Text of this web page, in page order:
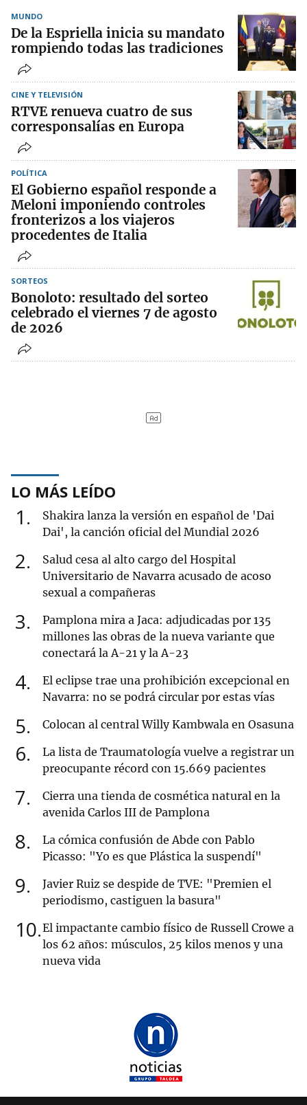
MUNDO
De la Espriella inicia su mandato
rompiendo todas las tradiciones
CINE Y TELEVISIÓN
RTVE renueva cuatro de sus
corresponsalías en Europa
POLÍTICA
El Gobierno español responde a
Meloni imponiendo controles
fronterizos a los viajeros
procedentes de Italia
SORTEOS
Bonoloto: resultado del sorteo
celebrado el viernes 7 de agosto
de 2026
LO MÁS LEÍDO
1
Shakira lanza la versión en español de 'Dai
Dai', la canción oficial del Mundial 2026
2
Salud cesa al alto cargo del Hospital
Universitario de Navarra acusado de acoso
sexual a compañeras
3
Pamplona mira a Jaca: adjudicadas por 135
millones las obras de la nueva variante que
conectará la A-21 y la A-23
4
El eclipse trae una prohibición excepcional en
Navarra: no se podrá circular por estas vías
5 Colocan al central Willy Kambwala en Osasuna
6
La lista de Traumatología vuelve a registrar un
preocupante récord con 15.669 pacientes
7
Cierra una tienda de cosmética natural en la
avenida Carlos III de Pamplona
8
La cómica confusión de Abde con Pablo
Picasso: "Yo es que Plástica la suspendí"
9
Javier Ruiz se despide de TVE: "Premien el
periodismo, castiguen la basura"
10 El impactante cambio físico de Russell Crowe a
los 62 años: músculos, 25 kilos menos y una
nueva vida